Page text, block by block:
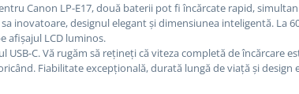
Canon LP-E17, două baterii pot fi încărcate rapid,
inovatoare, designul elegant și dimensiunea inteligentă. La
afișajul LCD luminos.
USB-C.Vă rugăm să rețineți că viteza completă de încărcare
Fiabilitate excepțională, durată lungă de viață și